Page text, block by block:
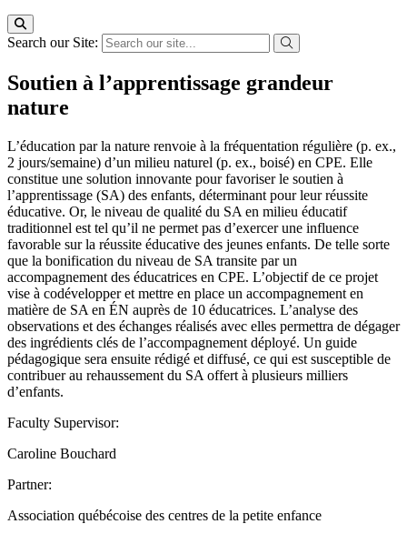
Search our Site:
Soutien à l’apprentissage grandeur
nature
L’éducation par la nature renvoie à la fréquentation régulière (p. ex.,
2 jours/semaine) d’un milieu naturel (p. ex., boisé) en CPE. Elle
constitue une solution innovante pour favoriser le soutien à
l’apprentissage (SA) des enfants, déterminant pour leur réussite
éducative. Or, le niveau de qualité du SA en milieu éducatif
traditionnel est tel qu’il ne permet pas d’exercer une influence
favorable sur la réussite éducative des jeunes enfants. De telle sorte
que la bonification du niveau de SA transite par un
accompagnement des éducatrices en CPE. L’objectif de ce projet
vise à codévelopper et mettre en place un accompagnement en
matière de SA en ÉN auprès de 10 éducatrices. L’analyse des
observations et des échanges réalisés avec elles permettra de dégager
des ingrédients clés de l’accompagnement déployé. Un guide
pédagogique sera ensuite rédigé et diffusé, ce qui est susceptible de
contribuer au rehaussement du SA offert à plusieurs milliers
d’enfants.
Faculty Supervisor:
Caroline Bouchard
Partner:
Association québécoise des centres de la petite enfance